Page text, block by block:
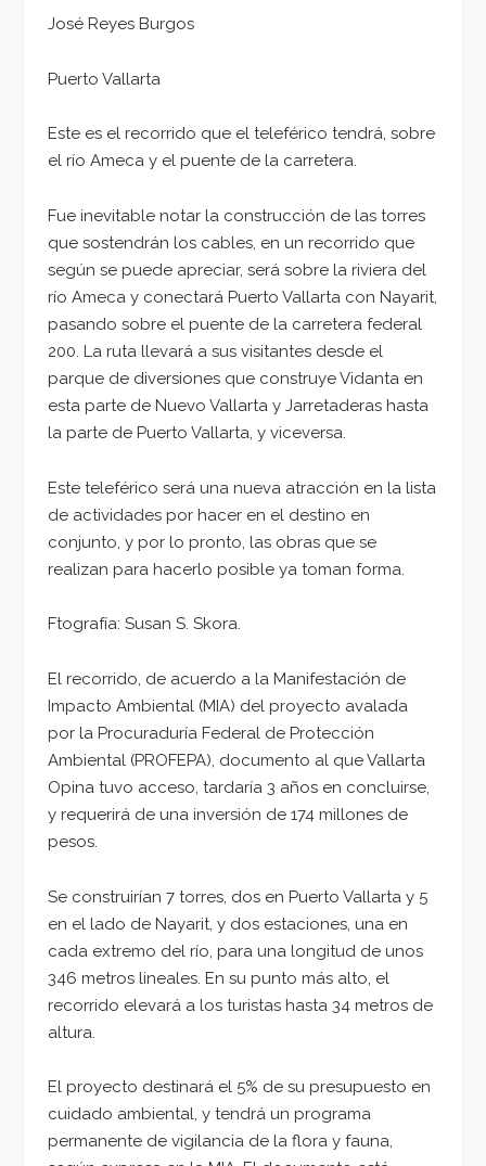
José Reyes Burgos
Puerto Vallarta
Este es el recorrido que el teleférico tendrá, sobre
el río Ameca y el puente de la carretera.
Fue inevitable notar la construcción de las torres
que sostendrán los cables, en un recorrido que
según se puede apreciar, será sobre la riviera del
río Ameca y conectará Puerto Vallarta con Nayarit,
pasando sobre el puente de la carretera federal
200. La ruta llevará a sus visitantes desde el
parque de diversiones que construye Vidanta en
esta parte de Nuevo Vallarta y Jarretaderas hasta
la parte de Puerto Vallarta, y viceversa.
Este teleférico será una nueva atracción en la lista
de actividades por hacer en el destino en
conjunto, y por lo pronto, las obras que se
realizan para hacerlo posible ya toman forma.
Ftografía: Susan S. Skora.
El recorrido, de acuerdo a la Manifestación de
Impacto Ambiental (MIA) del proyecto avalada
por la Procuraduría Federal de Protección
Ambiental (PROFEPA), documento al que Vallarta
Opina tuvo acceso, tardaría 3 años en concluirse,
y requerirá de una inversión de 174 millones de
pesos.
Se construirían 7 torres, dos en Puerto Vallarta y 5
en el lado de Nayarit, y dos estaciones, una en
cada extremo del río, para una longitud de unos
346 metros lineales. En su punto más alto, el
recorrido elevará a los turistas hasta 34 metros de
altura.
El proyecto destinará el 5% de su presupuesto en
cuidado ambiental, y tendrá un programa
permanente de vigilancia de la flora y fauna,